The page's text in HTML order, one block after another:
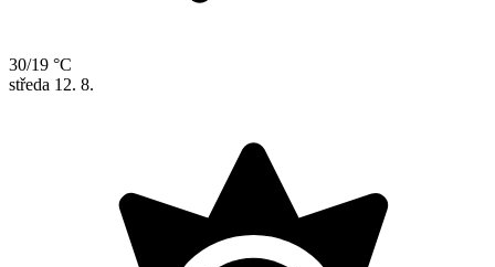
30/19 °C
středa 12. 8.